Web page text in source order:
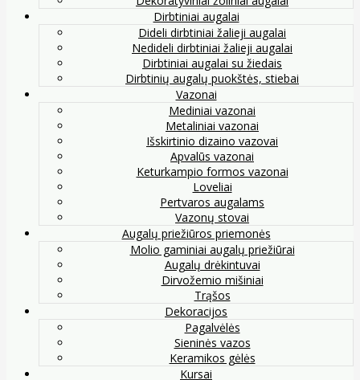
Dirbtiniai augalai
Dideli dirbtiniai žalieji augalai
Nedideli dirbtiniai žalieji augalai
Dirbtiniai augalai su žiedais
Dirbtinių augalų puokštės, stiebai
Vazonai
Mediniai vazonai
Metaliniai vazonai
Išskirtinio dizaino vazovai
Apvalūs vazonai
Keturkampio formos vazonai
Loveliai
Pertvaros augalams
Vazonų stovai
Augalų priežiūros priemonės
Molio gaminiai augalų priežiūrai
Augalų drėkintuvai
Dirvožemio mišiniai
Trąšos
Dekoracijos
Pagalvėlės
Sieninės vazos
Keramikos gėlės
Kursai